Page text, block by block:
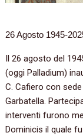
26 Agosto 1945-
Il 26 agosto del
(oggi Palladium)
C. Cafiero con
Garbatella.
interventi furono
Dominicis il quale